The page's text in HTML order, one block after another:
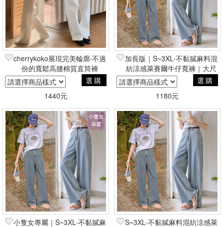
cherrykoko展現完美輪廓‧不過
份的寬鬆高腰棉質直筒褲
選購
1440元
加長版｜S~3XL‧不黏膩麻料混
紡涼感萊賽爾牛仔寬褲｜大尺
碼友善
選購
1180元
小隻女專屬｜S~3XL‧不黏膩麻 S~3XL‧不黏膩麻料混紡涼感萊